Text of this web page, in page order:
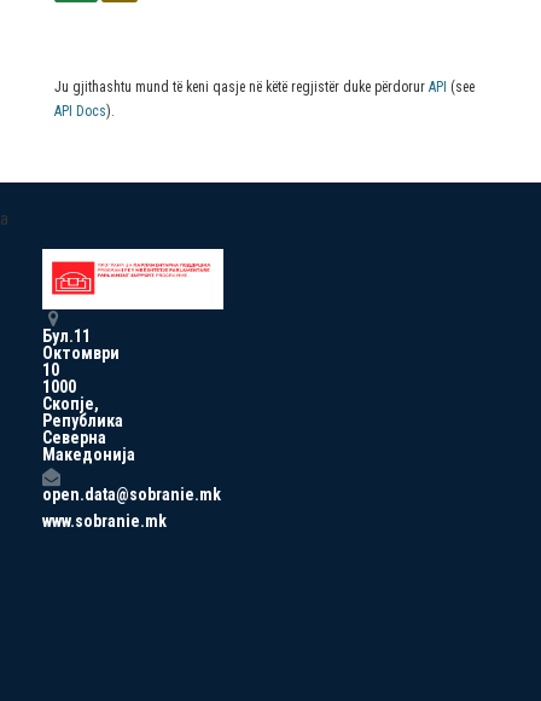
Ju gjithashtu mund të keni qasje në këtë regjistër duke përdorur API (see
API Docs).
a
Бул.11
Октомври
10
1000
Скопје,
Република
Северна
Македонија
open.data@sobranie.mk
www.sobranie.mk